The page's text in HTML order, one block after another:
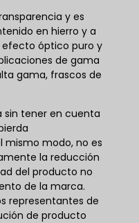
y es
en hierro y a
efecto óptico puro y
de gama
gama, frascos de
sin tener en cuenta
mismo modo, no es
la reducción
del producto no
de la marca.
representantes de
de producto